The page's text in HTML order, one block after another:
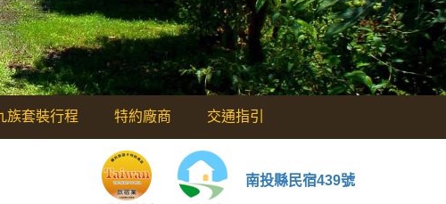
族套裝行程 特約廠商 交通指引
南投縣民宿439號